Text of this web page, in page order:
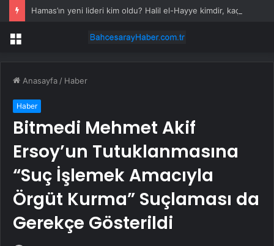
Menü
Anasayfa / Haber
Haber
Bitmedi Mehmet Akif
Ersoy’un Tutuklanmasına
“Suç İşlemek Amacıyla
Örgüt Kurma” Suçlaması da
Gerekçe Gösterildi